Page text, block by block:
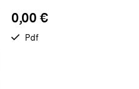
0,00 €
verfügbar
Pdf